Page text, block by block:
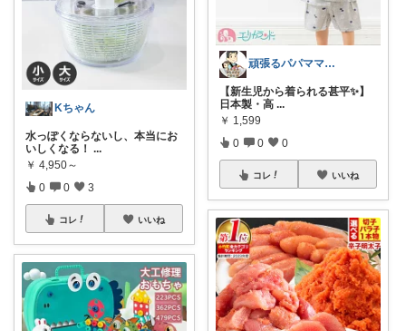
Kちゃん
水っぽくならないし、本当にお
いしくなる！ ...
￥ 4,950～
0 0 3
コレ いいね
頑張るパパママ応援隊@育児・子供用品紹介
【新生児から着られる甚平✨】
日本製・高 ...
￥ 1,599
0 0 0
コレ いいね